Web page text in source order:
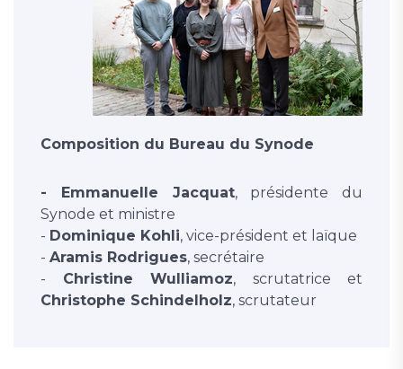
Composition du Bureau du Synode
- Emmanuelle Jacquat, présidente du
Synode et ministre
- Dominique Kohli, vice-président et laïque
- Aramis Rodrigues, secrétaire
- Christine Wulliamoz, scrutatrice et
Christophe Schindelholz, scrutateur